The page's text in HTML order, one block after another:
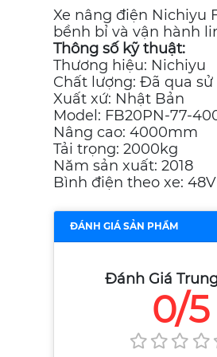
Xe nâng điện Nichiyu
bềnh bỉ và vận hành
Thông số kỹ thuật:
Thương hiệu: Nichiyu
Chất lượng: Đã qua
Xuất xứ: Nhật Bản
Model: FB20PN-77-
Nâng cao: 4000mm
Tải trọng: 2000kg
Năm sản xuất: 2018
Bình điện theo xe: 48V
ĐÁNH GIÁ SẢN PHẨM
Đánh Giá
0/5